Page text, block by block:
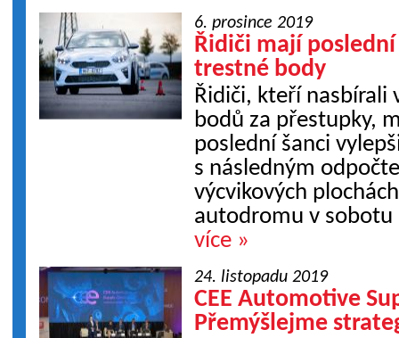
6. prosince 2019
Řidiči mají
trestné body
Řidiči, kteří nasbírali
bodů za přestupky,
poslední šanci
s následným
výcvikových
autodromu v sobotu
více »
24. listopadu 2019
CEE Automotive
Přemýšlejme